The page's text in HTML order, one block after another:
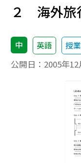
２ 海外旅
中 英語 授
公開日： 2005年12